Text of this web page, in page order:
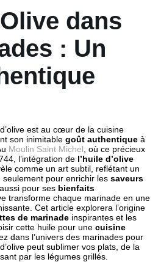
dans
: Un
est au cœur de la cuisine
son inimitable goût authentique à
Moulin Saint Michel , où ce précieux
l’intégration de l’huile d’olive
comme un art subtil, reflétant un
pour enrichir les saveurs
aussi pour ses bienfaits
transforme chaque marinade en une
Cet article explorera l’origine
de marinade inspirantes et les
cette huile pour une cuisine
dans l’univers des marinades pour
peut sublimer vos plats, de la
par les légumes grillés.